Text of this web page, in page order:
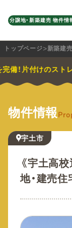
分譲地・新築建売 物件情
トップページ 新築建
けのストレスから
物件情報
宇土市
《宇土高
地・建売住